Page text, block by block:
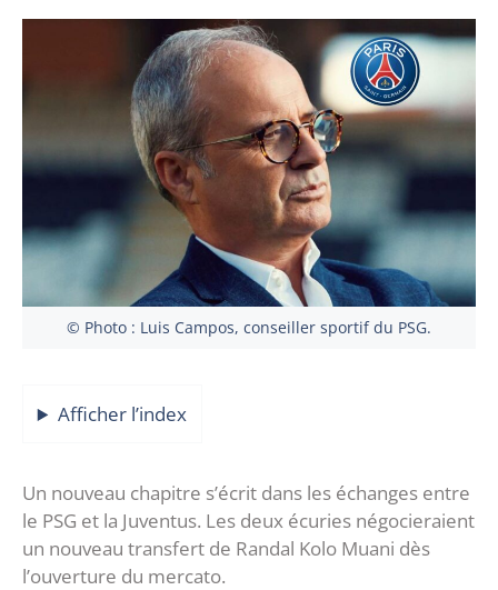
© Photo : Luis Campos, conseiller sportif du PSG.
Afficher l’index
Un nouveau chapitre s’écrit dans les échanges entre
le PSG et la Juventus. Les deux écuries négocieraient
un nouveau transfert de Randal Kolo Muani dès
l’ouverture du mercato.